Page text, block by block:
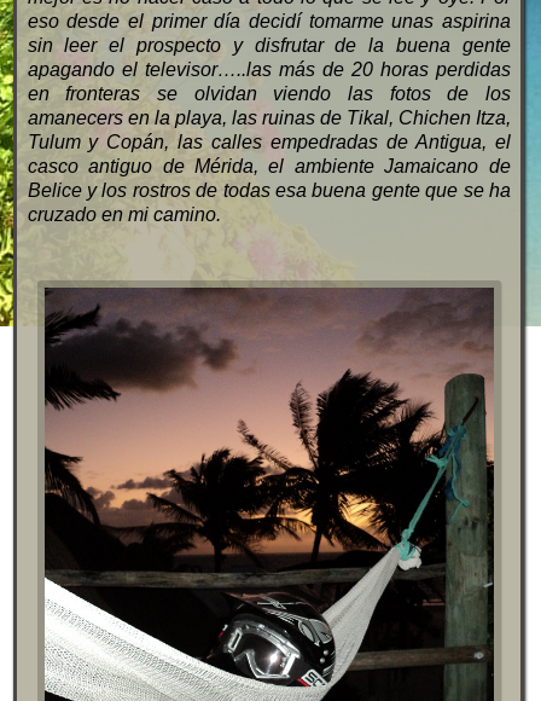
eso desde el primer día decidí tomarme unas aspirina
sin leer el prospecto y disfrutar de la buena gente
apagando el televisor…..las más de 20 horas perdidas
en fronteras se olvidan viendo las fotos de los
amanecers en la playa, las ruinas de Tikal, Chichen Itza,
Tulum y Copán, las calles empedradas de Antigua, el
casco antiguo de Mérida, el ambiente Jamaicano de
Belice y los rostros de todas esa buena gente que se ha
cruzado en mi camino.